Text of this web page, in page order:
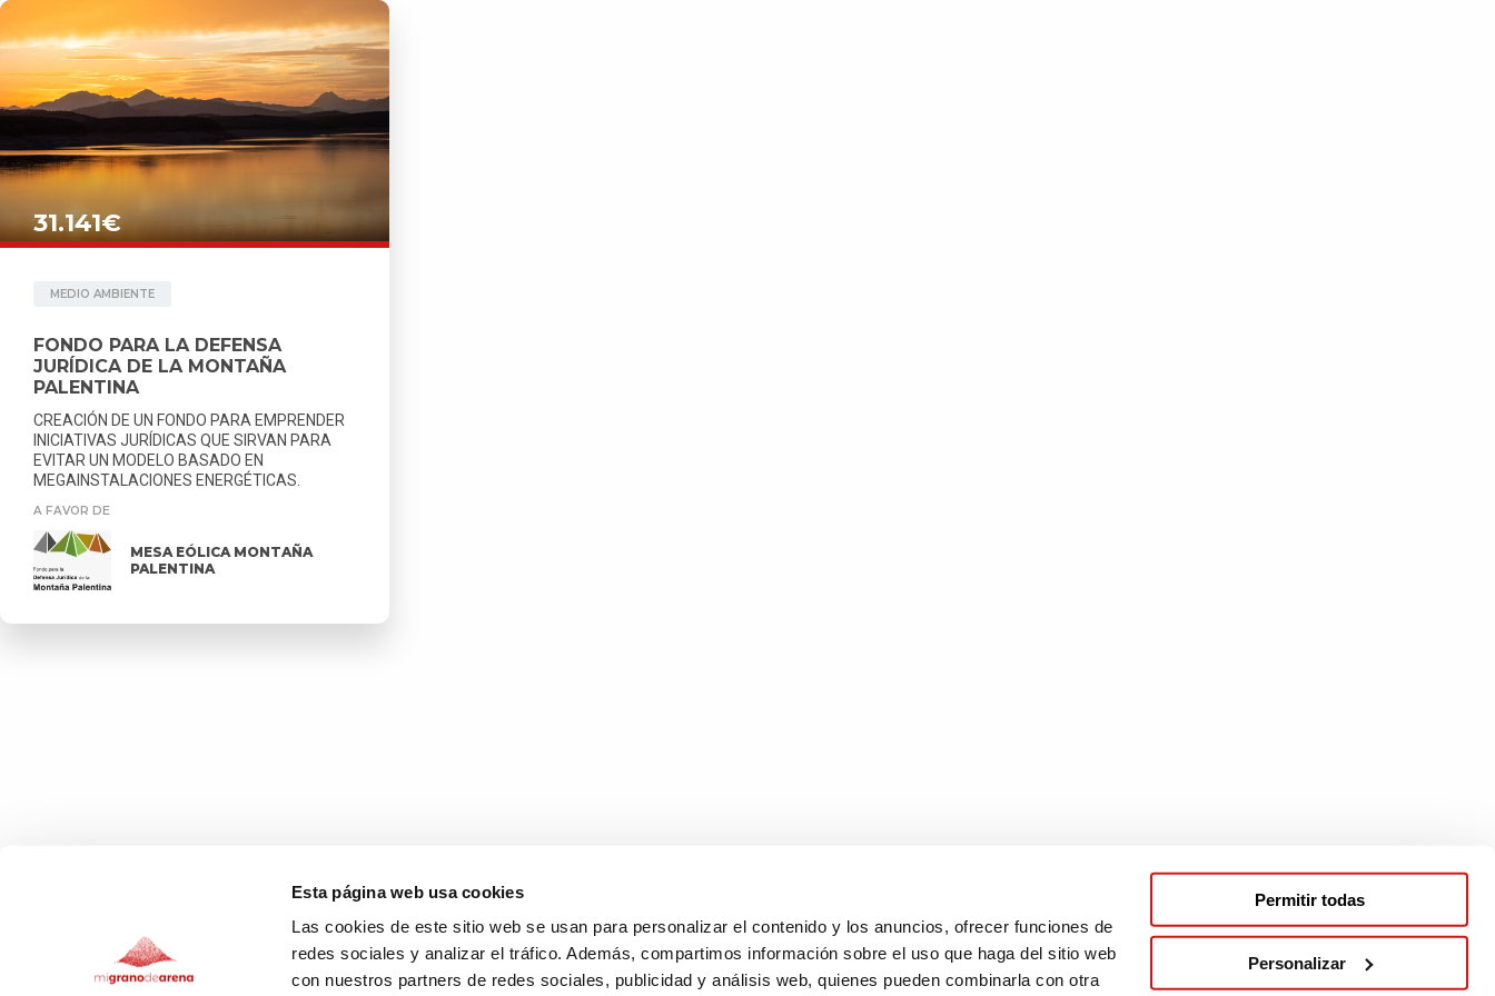
Esta página web usa cookies
Las cookies de este sitio web se usan para personalizar el contenido y los anuncios, ofrecer funciones de
redes sociales y analizar el tráfico. Además, compartimos información sobre el uso que haga del sitio web
con nuestros partners de redes sociales, publicidad y análisis web, quienes pueden combinarla con otra
Permitir todas
Personalizar
31.141€
MEDIO AMBIENTE
FONDO PARA LA DEFENSA
JURÍDICA DE LA MONTAÑA
PALENTINA
CREACIÓN DE UN FONDO PARA EMPRENDER
INICIATIVAS JURÍDICAS QUE SIRVAN PARA
EVITAR UN MODELO BASADO EN
MEGAINSTALACIONES ENERGÉTICAS.
A FAVOR DE
MESA EÓLICA MONTAÑA
PALENTINA